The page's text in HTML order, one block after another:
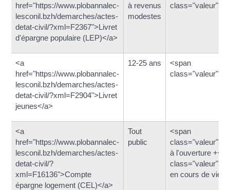
href="https://www.plobannalec-
lesconil.bzh/demarches/actes-
detat-civil/?xml=F2367">Livret
d'épargne populaire (LEP)</a>
à revenus
modestes
<a
href="https://www.plobannalec-
lesconil.bzh/demarches/actes-
detat-civil/?xml=F2904">Livret
jeunes</a>
12-25 ans
<span
<a
href="https://www.plobannalec-
lesconil.bzh/demarches/actes-
detat-civil/?
xml=F16136">Compte
épargne logement (CEL)</a>
Tout
public
<span
à l'ouverture
en cours de vie